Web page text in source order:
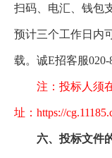
扫码、电汇、钱包
预计三个工作日内
载。诚E招客服020-
注：投标人须
址：https://
六、投标文件